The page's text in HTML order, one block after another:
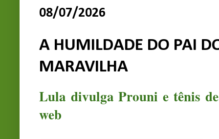
08/07/2026
A HUMILDADE DO PAI
MARAVILHA
Lula divulga Prouni e tênis
web